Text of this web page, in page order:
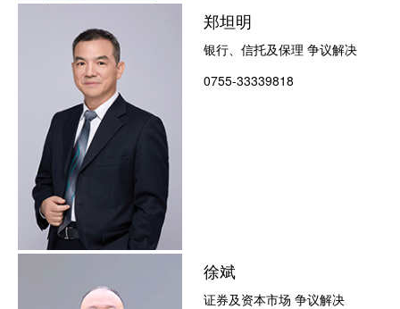
郑坦明
银行、信托及保理 争议解决
0755-33339818
徐斌
证券及资本市场 争议解决